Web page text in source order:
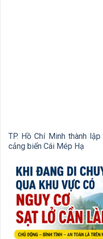
TP. Hồ Chí Minh thành
cảng biển Cái Mép Hạ